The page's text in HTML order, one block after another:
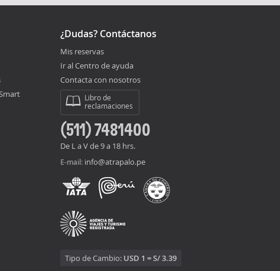
¿Dudas? Contáctanos
Mis reservas
Ir al Centro de ayuda
Contacta con nosotros
Libro de
reclamaciones
(511) 7481400
De L a V de 9 a 18 hrs.
E-mail: info@atrapalo.pe
Tipo de Cambio: USD 1 = S/ 3.39